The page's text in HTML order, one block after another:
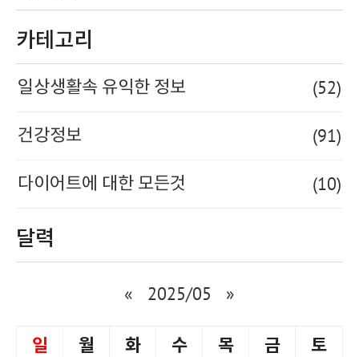
카테고리
일상생활속 유익한 정보 (52)
건강정보 (91)
다이어트에 대한 모든것 (10)
달력
« 2025/05 »
일 월 화 수 목 금 토